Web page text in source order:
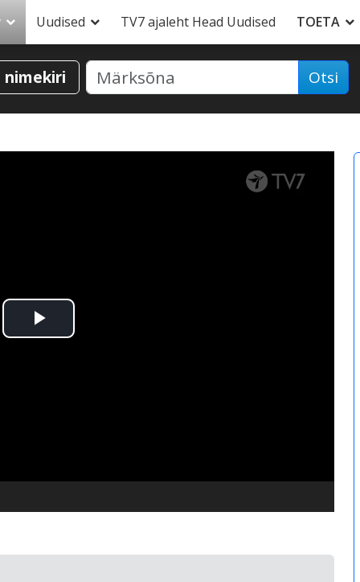
Uudised TV7 ajaleht Head Uudised TOETA
nimekiri Otsi
Esita